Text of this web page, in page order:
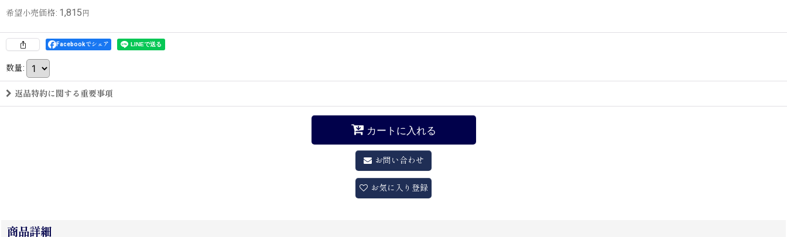
希望小売価格: 1,815 円
Facebookでシェア
数量:
返品特約に関する重要事項
カートに入れる
お問い合わせ
お気に入り登録
商品詳細